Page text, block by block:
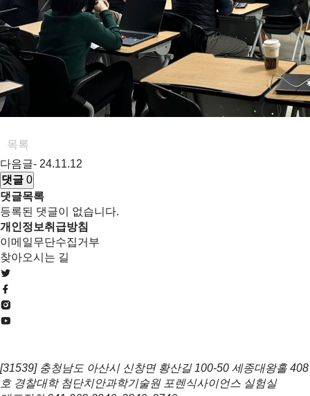
목록
다음글- 24.11.12
댓글 0
댓글목록
등록된 댓글이 없습니다.
개인정보취급방침
이메일무단수집거부
찾아오시는 길
[31539] 충청남도 아산시 신창면 황산길 100-50 세종대왕홀 408
호 경찰대학 첨단치안과학기술원 포렌식사이언스 실험실